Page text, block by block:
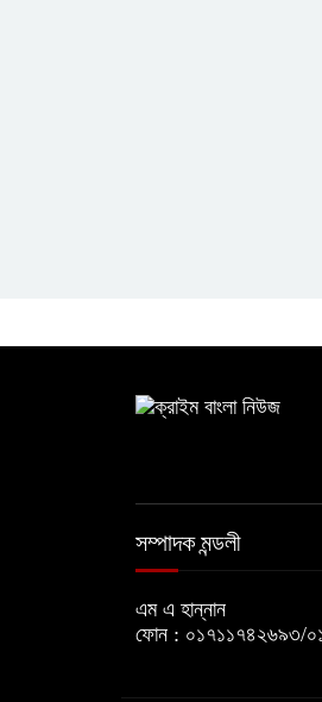
সম্পাদক মন্ডলী
এম এ হান্নান
ফোন : ০১৭১১৭৪২৬৯৩/